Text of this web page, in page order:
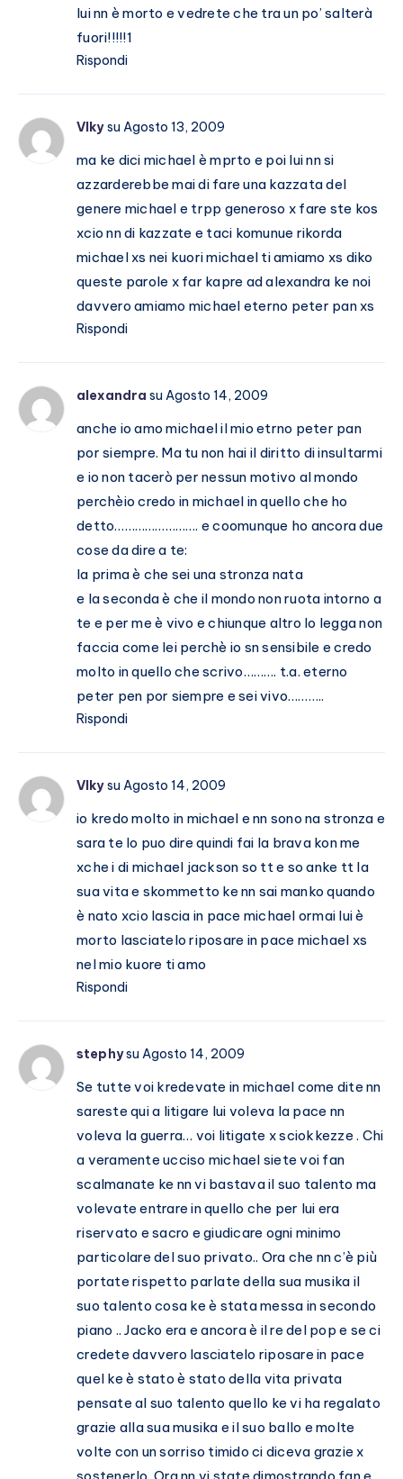
lui nn è morto e vedrete che tra un po’ salterà
fuori!!!!!1
Rispondi
VIkysu Agosto 13, 2009
ma ke dici michael è mprto e poi lui nn si
azzarderebbe mai di fare una kazzata del
genere michael e trpp generoso x fare ste kos
xcio nn di kazzate e taci komunue rikorda
michael xs nei kuori michael ti amiamo xs diko
queste parole x far kapre ad alexandra ke noi
davvero amiamo michael eterno peter pan xs
Rispondi
alexandra su Agosto 14, 2009
anche io amo michael il mio etrno peter pan
por siempre. Ma tu non hai il diritto di insultarmi
e io non tacerò per nessun motivo al mondo
perchèio credo in michael in quello che ho
detto……………………. e coomunque ho ancora due
cose da dire a te:
la prima è che sei una stronza nata
e la seconda è che il mondo non ruota intorno a
te e per me è vivo e chiunque altro lo legga non
faccia come lei perchè io sn sensibile e credo
molto in quello che scrivo………. t.a. eterno
peter pen por siempre e sei vivo………..
Rispondi
VIkysu Agosto 14, 2009
io kredo molto in michael e nn sono na stronza e
sara te lo puo dire quindi fai la brava kon me
xche i di michael jackson so tt e so anke tt la
sua vita e skommetto ke nn sai manko quando
è nato xcio lascia in pace michael ormai lui è
morto lasciatelo riposare in pace michael xs
nel mio kuore ti amo
Rispondi
stephysu Agosto 14, 2009
Se tutte voi kredevate in michael come dite nn
sareste qui a litigare lui voleva la pace nn
voleva la guerra… voi litigate x sciokkezze . Chi
a veramente ucciso michael siete voi fan
scalmanate ke nn vi bastava il suo talento ma
volevate entrare in quello che per lui era
riservato e sacro e giudicare ogni minimo
particolare del suo privato.. Ora che nn c’è più
portate rispetto parlate della sua musika il
suo talento cosa ke è stata messa in secondo
piano .. Jacko era e ancora è il re del pop e se ci
credete davvero lasciatelo riposare in pace
quel ke è stato è stato della vita privata
pensate al suo talento quello ke vi ha regalato
grazie alla sua musika e il suo ballo e molte
volte con un sorriso timido ci diceva grazie x